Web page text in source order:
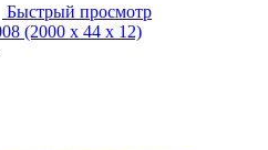
Быстрый просмотр
(2000 х 44 х 12)